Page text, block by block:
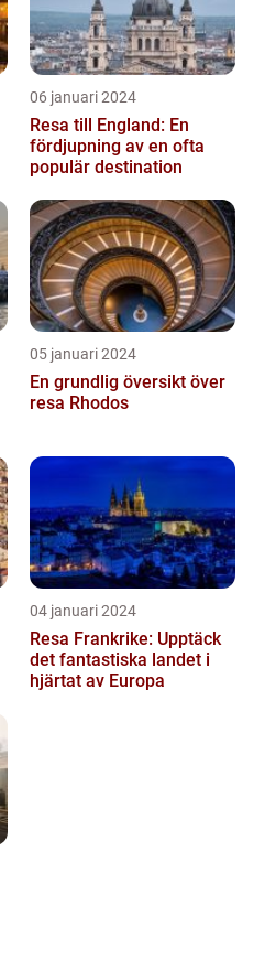
06 januari 2024
Resa till England: En
fördjupning av en ofta
populär destination
05 januari 2024
En grundlig översikt över
resa Rhodos
04 januari 2024
Resa Frankrike: Upptäck
det fantastiska landet i
hjärtat av Europa